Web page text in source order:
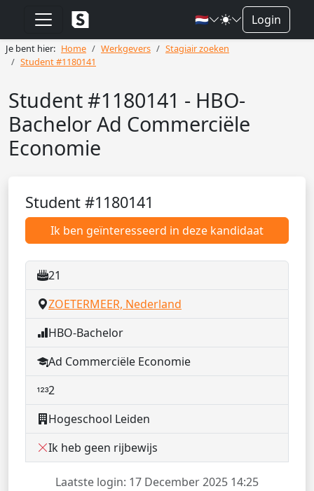
🇳🇱 Login
Je bent hier: Home Werkgevers
Stagiair zoeken
Student #1180141
Student #1180141 - HBO-
Bachelor Ad Commerciële
Economie
Student #1180141
Ik ben geïnteresseerd in deze kandidaat
21
ZOETERMEER, Nederland
HBO-Bachelor
Ad Commerciële Economie
2
Hogeschool Leiden
Ik heb geen rijbewijs
Laatste login: 17 December 2025 14:25